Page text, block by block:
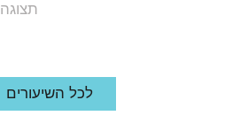
תצוגה
לכל השיעורים